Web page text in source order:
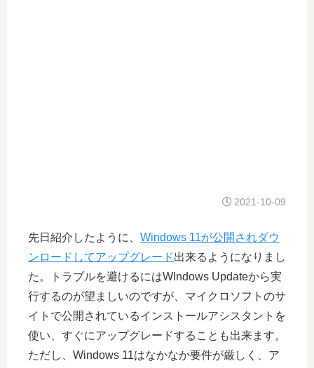
2021-10-09
先日紹介したように、 Windows 11が公開されダウ
ンロードしてアップグレード出来るようになりまし
た。トラブルを避けるにはWIndows Updateから実
行するのが望ましいのですが、マイクロソフトのサ
イトで公開されているインストールアシスタントを
使い、すぐにアップグレードすることも出来ます。
ただし、Windows 11はなかなか要件が厳しく、ア